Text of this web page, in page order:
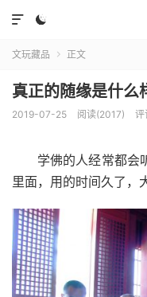


文玩藏品  正文
真正的随缘是什么
2019-07-25 阅读(2017) 评
学佛的人经常都会听
里面，用的时间久了，